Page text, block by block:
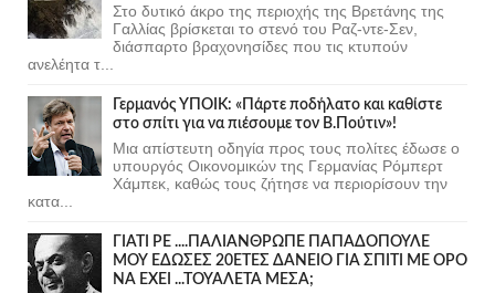
Στο δυτικό άκρο της περιοχής της Βρετάνης της
Γαλλίας βρίσκεται το στενό του Ραζ-ντε-Σεν,
διάσπαρτο βραχονησίδες που τις κτυπούν
ανελέητα τ...
Γερμανός ΥΠΟΙΚ: «Πάρτε ποδήλατο και καθίστε
στο σπίτι για να πιέσουμε τον Β.Πούτιν»!
Μια απίστευτη οδηγία προς τους πολίτες έδωσε ο
υπουργός Οικονομικών της Γερμανίας Ρόμπερτ
Χάμπεκ, καθώς τους ζήτησε να περιορίσουν την
κατα...
ΓΙΑΤΙ ΡΕ ....ΠΑΛΙΑΝΘΡΩΠΕ ΠΑΠΑΔΟΠΟΥΛΕ
ΜΟΥ ΕΔΩΣΕΣ 20ΕΤΕΣ ΔΑΝΕΙΟ ΓΙΑ ΣΠΙΤΙ ΜΕ ΟΡΟ
ΝΑ ΕΧΕΙ ...ΤΟΥΑΛΕΤΑ ΜΕΣΑ;